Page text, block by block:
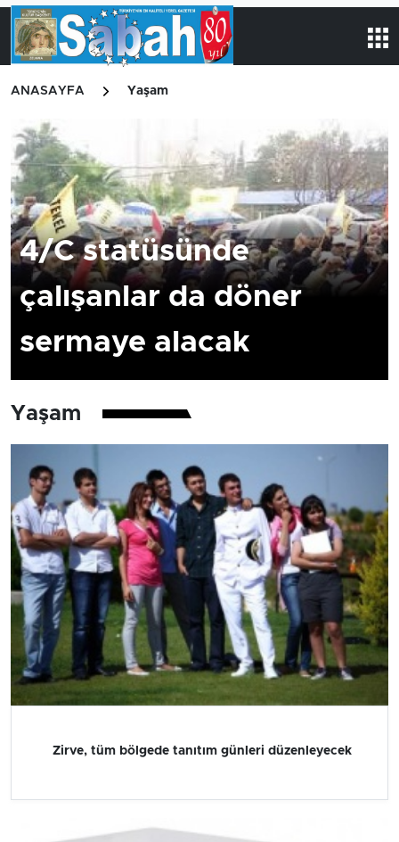
ANASAYFA Yaşam
4/C statüsünde
çalışanlar da döner
sermaye alacak
Yaşam
Zirve, tüm bölgede tanıtım günleri düzenleyecek